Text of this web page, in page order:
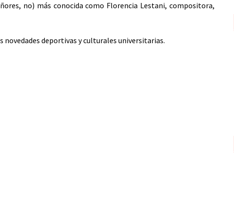
no) más conocida como Florencia Lestani, compositora,
novedades deportivas y culturales universitarias.